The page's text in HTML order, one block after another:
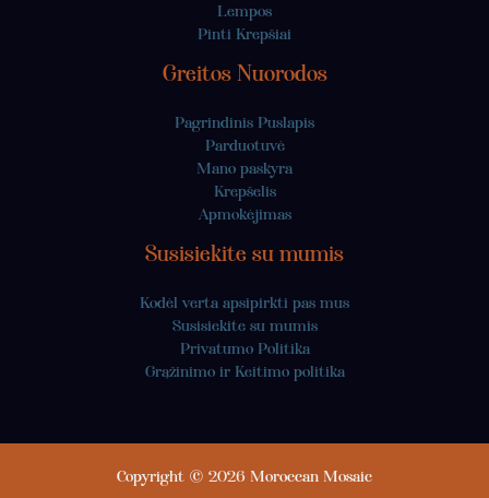
Lempos
Pinti Krepšiai
Greitos Nuorodos
Pagrindinis Puslapis
Parduotuvė
Mano paskyra
Krepšelis
Apmokėjimas
Susisiekite su mumis
Kodėl verta apsipirkti pas mus
Susisiekite su mumis
Privatumo Politika
Grąžinimo ir Keitimo politika
Copyright © 2026 Moroccan Mosaic